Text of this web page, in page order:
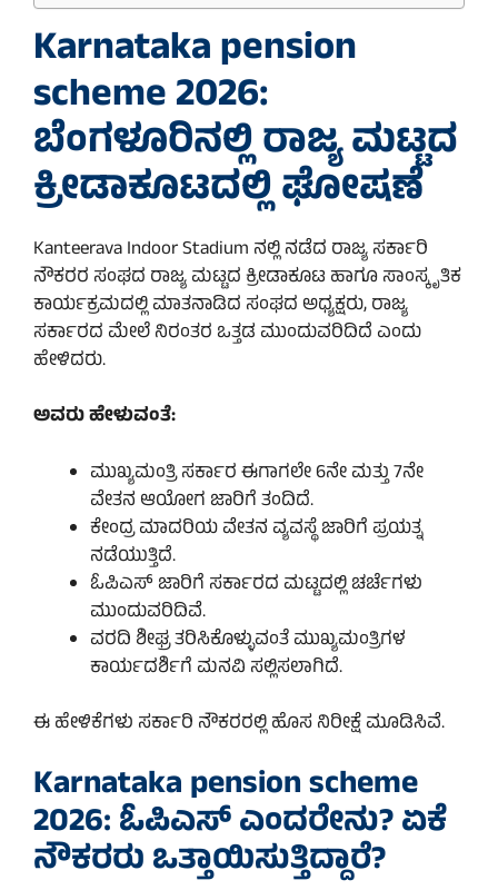
Karnataka pension
scheme 2026:
ಬೆಂಗಳೂರಿನಲ್ಲಿ ರಾಜ್ಯ ಮಟ್ಟದ
ಕ್ರೀಡಾಕೂಟದಲ್ಲಿ ಘೋಷಣೆ
Kanteerava Indoor Stadium ನಲ್ಲಿ ನಡೆದ ರಾಜ್ಯ ಸರ್ಕಾರಿ
ನೌಕರರ ಸಂಘದ ರಾಜ್ಯ ಮಟ್ಟದ ಕ್ರೀಡಾಕೂಟ ಹಾಗೂ ಸಾಂಸ್ಕೃತಿಕ
ಕಾರ್ಯಕ್ರಮದಲ್ಲಿ ಮಾತನಾಡಿದ ಸಂಘದ ಅಧ್ಯಕ್ಷರು, ರಾಜ್ಯ
ಸರ್ಕಾರದ ಮೇಲೆ ನಿರಂತರ ಒತ್ತಡ ಮುಂದುವರಿದಿದೆ ಎಂದು
ಹೇಳಿದರು.
ಅವರು ಹೇಳುವಂತೆ:
ಮುಖ್ಯಮಂತ್ರಿ ಸರ್ಕಾರ ಈಗಾಗಲೇ 6ನೇ ಮತ್ತು 7ನೇ
ವೇತನ ಆಯೋಗ ಜಾರಿಗೆ ತಂದಿದೆ.
ಕೇಂದ್ರ ಮಾದರಿಯ ವೇತನ ವ್ಯವಸ್ಥೆ ಜಾರಿಗೆ ಪ್ರಯತ್ನ
ನಡೆಯುತ್ತಿದೆ.
ಓಪಿಎಸ್ ಜಾರಿಗೆ ಸರ್ಕಾರದ ಮಟ್ಟದಲ್ಲಿ ಚರ್ಚೆಗಳು
ಮುಂದುವರಿದಿವೆ.
ವರದಿ ಶೀಘ್ರ ತರಿಸಿಕೊಳ್ಳುವಂತೆ ಮುಖ್ಯಮಂತ್ರಿಗಳ
ಕಾರ್ಯದರ್ಶಿಗೆ ಮನವಿ ಸಲ್ಲಿಸಲಾಗಿದೆ.
ಈ ಹೇಳಿಕೆಗಳು ಸರ್ಕಾರಿ ನೌಕರರಲ್ಲಿ ಹೊಸ ನಿರೀಕ್ಷೆ ಮೂಡಿಸಿವೆ.
Karnataka pension scheme
2026: ಓಪಿಎಸ್ ಎಂದರೇನು? ಏಕೆ
ನೌಕರರು ಒತ್ತಾಯಿಸುತ್ತಿದ್ದಾರೆ?